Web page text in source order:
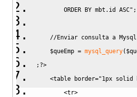
ORDER BY mbt.id ASC" ;
//Enviar consulta a
$queEmp = mysql_query(
; ?>
<table border="1px solid
<tr>